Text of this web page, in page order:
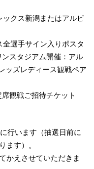
ックス新潟またはアルビ
全選手サイン入りポスタ
スタジアム開催：アル
ッズレディース観戦ペア
席観戦ご招待チケット
行います（抽選日前に
ます）。
かえさせていただきま